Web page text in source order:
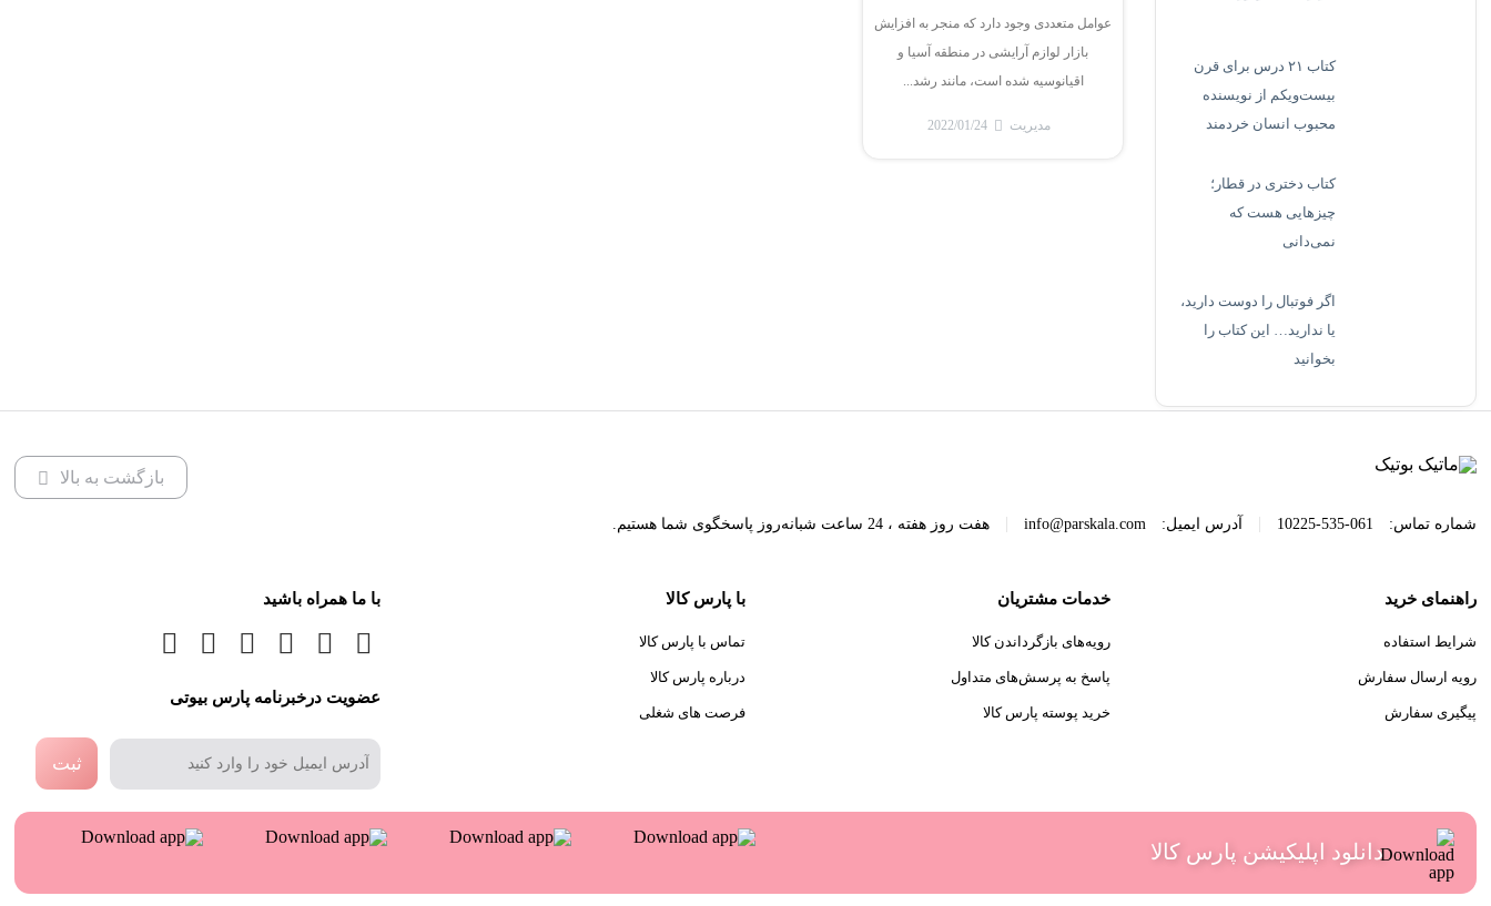
کتاب ۲۱ درس برای قرن
بیست‌ویکم از نویسنده
محبوب انسان خردمند
کتاب دختری در قطار؛
چیزهایی هست که
نمی‌دانی
اگر فوتبال را دوست دارید،
یا ندارید… این کتاب را
بخوانید
عوامل متعددی وجود دارد که منجر به افزایش
بازار لوازم آرایشی در منطقه آسیا و
اقیانوسیه شده است، مانند رشد...
مدیریت 2022/01/24
بازگشت به بالا
شماره تماس: 061-535-10225
| آدرس ایمیل: info@parskala.com
| هفت روز هفته ، 24 ساعت شبانه‌روز پاسخگوی شما هستیم.
راهنمای خرید
شرایط استفاده
رویه ارسال سفارش
پیگیری سفارش
خدمات مشتریان
رویه‌های بازگرداندن کالا
پاسخ به پرسش‌های متداول
خرید پوسته پارس کالا
با پارس کالا
تماس با پارس کالا
درباره پارس کالا
فرصت های شغلی
با ما همراه باشید
عضویت درخبرنامه پارس بیوتی
ثبت
دانلود اپلیکیشن پارس کالا